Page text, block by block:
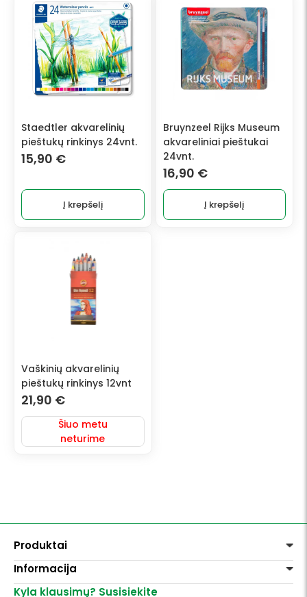
Staedtler akvarelinių
pieštukų rinkinys 24vnt.
15,90 €
Į krepšelį
Bruynzeel Rijks Museum
akvareliniai pieštukai
24vnt.
16,90 €
Į krepšelį
Vaškinių akvarelinių
pieštukų rinkinys 12vnt
21,90 €
Šiuo metu
neturime
Produktai
Dažai
Dekoravimui
Informacija
Kyla klausimų? Susisiekite